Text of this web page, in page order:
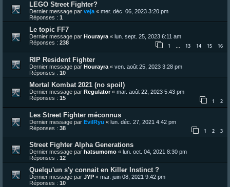
LEGO Street Fighter?
Dernier message par veja « mer. déc. 06, 2023 3:20 pm
Réponses : 1
Le topic FF7
Dernier message par Hourayra « lun. sept. 25, 2023 6:11 am
Réponses : 238 1 … 13 14 15 16
RIP Resident Fighter
Dernier message par Hourayra « ven. août 25, 2023 3:28 pm
Réponses : 10
Mortal Kombat 2021 (no spoil)
Dernier message par Regulator« mar. août 22, 2023 5:43 pm
Réponses : 15 1 2
Les Street Fighter méconnus
Dernier message par EvilRyu « lun. déc. 27, 2021 4:42 pm
Réponses : 38 1 2 3
Street Fighter Alpha Generations
Dernier message par hatsumomo « lun. oct. 04, 2021 8:30 pm
Réponses : 12
Quelqu'un s'y connait en Killer Instinct ?
Dernier message par JYP « mar. juin 08, 2021 9:42 pm
Réponses : 10